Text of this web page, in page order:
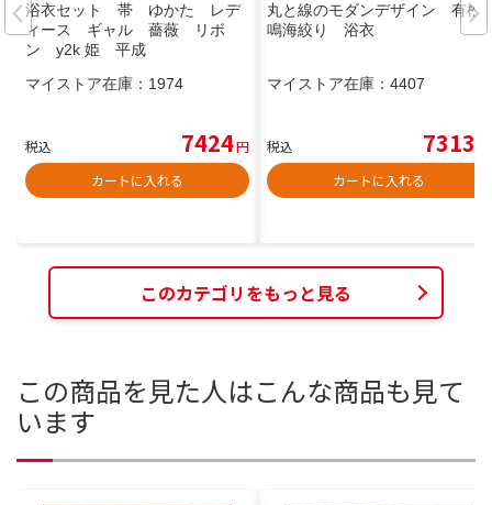
浴衣セット 帯 ゆかた レデ
ィース ギャル 薔薇 リボ
ン y2k 姫 平成
マイストア在庫： 1974
税込 7424円
カートに入れる
丸と線のモダンデザイン 有松
鳴海絞り 浴衣
マイストア在庫： 4407
税込 7313
カートに入れる
このカテゴリをもっと見る
この商品を見た人はこんな商品も見て
います